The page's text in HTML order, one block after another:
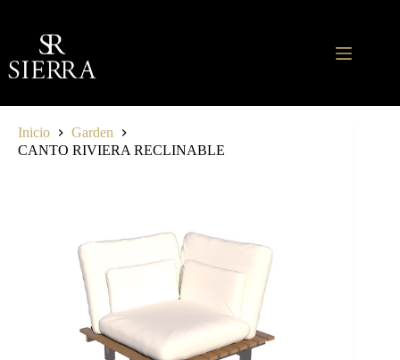
contenido
Inicio
Garden
CANTO RIVIERA RECLINABLE